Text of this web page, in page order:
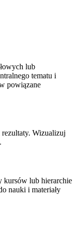
lub
tematu i
powiązane
Wizualizuj
kursów lub hierarchie
nauki i materiały